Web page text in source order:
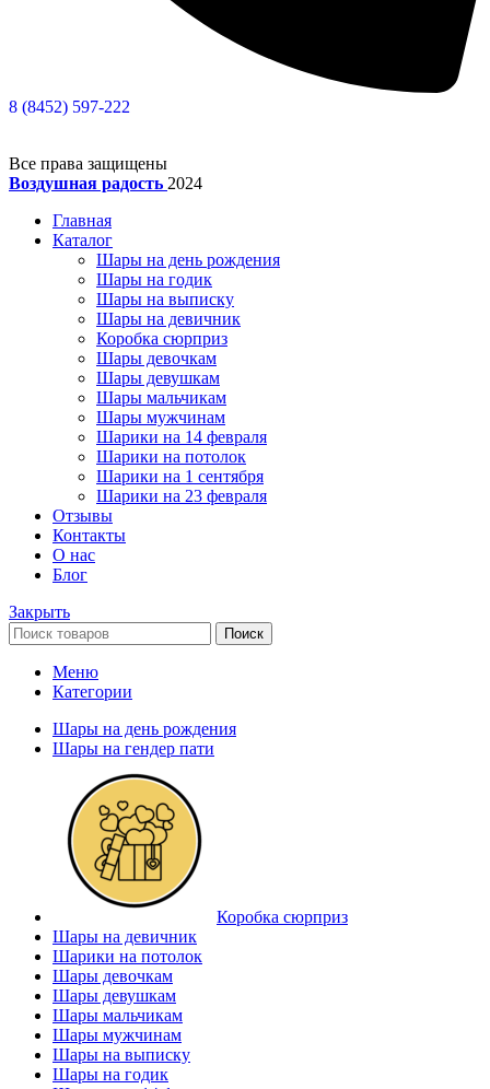
8 (8452) 597-222
Все права защищены
Воздушная радость 2024
Главная
Каталог
Шары на день рождения
Шары на годик
Шары на выписку
Шары на девичник
Коробка сюрприз
Шары девочкам
Шары девушкам
Шары мальчикам
Шары мужчинам
Шарики на 14 февраля
Шарики на потолок
Шарики на 1 сентября
Шарики на 23 февраля
Отзывы
Контакты
О нас
Блог
Закрыть
Поиск
Меню
Категории
Шары на день рождения
Шары на гендер пати
Коробка сюрприз
Шары на девичник
Шарики на потолок
Шары девочкам
Шары девушкам
Шары мальчикам
Шары мужчинам
Шары на выписку
Шары на годик